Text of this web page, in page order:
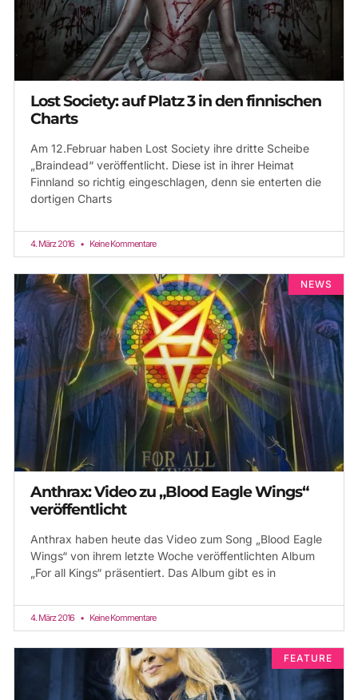
Lost Society: auf Platz 3 in den finnischen
Charts
Am 12.Februar haben Lost Society ihre dritte Scheibe
„Braindead“ veröffentlicht. Diese ist in ihrer Heimat
Finnland so richtig eingeschlagen, denn sie enterten die
dortigen Charts
4. März 2016 Keine Kommentare
NEWS
Anthrax: Video zu „Blood Eagle Wings“
veröffentlicht
Anthrax haben heute das Video zum Song „Blood Eagle
Wings“ von ihrem letzte Woche veröffentlichten Album
„For all Kings“ präsentiert. Das Album gibt es in
4. März 2016 Keine Kommentare
FEATURE